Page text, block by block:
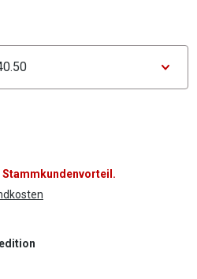
Stammkundenvorteil.